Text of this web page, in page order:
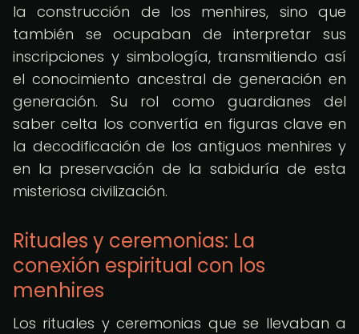
la construcción de los menhires, sino que
también se ocupaban de interpretar sus
inscripciones y simbología, transmitiendo así
el conocimiento ancestral de generación en
generación. Su rol como guardianes del
saber celta los convertía en figuras clave en
la decodificación de los antiguos menhires y
en la preservación de la sabiduría de esta
misteriosa civilización.
Rituales y ceremonias: La
conexión espiritual con los
menhires
Los rituales y ceremonias que se llevaban a